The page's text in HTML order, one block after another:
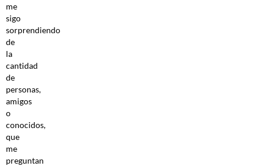
me
sigo
sorprendiendo
de
la
cantidad
de
personas,
amigos
o
conocidos,
que
me
preguntan